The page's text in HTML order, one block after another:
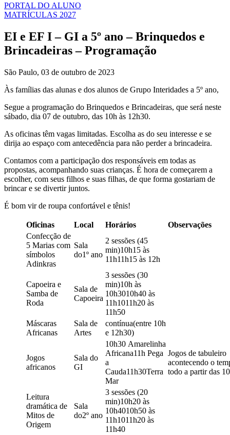
PORTAL DO ALUNO
MATRÍCULAS 2027
EI e EF I – GI a 5º ano – Brinquedos e
Brincadeiras – Programação
São Paulo, 03 de outubro de 2023
Às famílias das alunas e dos alunos de Grupo Interidades a 5º ano,
Segue a programação do Brinquedos e Brincadeiras, que será neste
sábado, dia 07 de outubro, das 10h às 12h30.
As oficinas têm vagas limitadas. Escolha as do seu interesse e se
dirija ao espaço com antecedência para não perder a brincadeira.
Contamos com a participação dos responsáveis em todas as
propostas, acompanhando suas crianças. É hora de começarem a
escolher, com seus filhos e suas filhas, de que forma gostariam de
brincar e se divertir juntos.
É bom vir de roupa confortável e tênis!
Oficinas Local Horários
Observações
Confecção de
5 Marias com
símbolos
Adinkras
Sala
do1º ano
2 sessões (45
min)10h15 às
11h11h15 às 12h
Capoeira e
Samba de
Roda
Sala de
Capoeira
3 sessões (30
min)10h às
10h3010h40 às
11h1011h20 às
11h50
Máscaras
Africanas
Sala de
Artes
contínua(entre 10h
e 12h30)
Jogos
africanos
Sala do
GI
10h30 Amarelinha
Africana11h Pega
a
Cauda11h30Terra
Mar
Jogos de tabuleiro
acontecendo o
todo a partir das
Leitura
dramática de
Mitos de
Origem
Sala
do2º ano
3 sessões (20
min)10h20 às
10h4010h50 às
11h1011h20 às
11h40